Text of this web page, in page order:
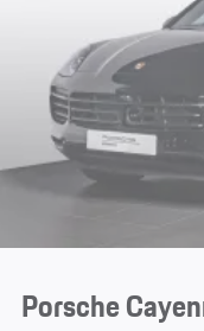
Porsche